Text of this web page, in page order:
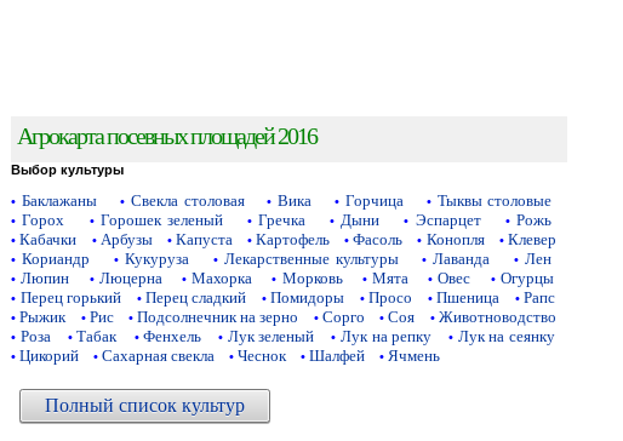
Агрокарта посевных площадей 2016
Выбор культуры
• Баклажаны • Свекла столовая • Вика • Горчица • Тыквы столовые
• Горох • Горошек зеленый • Гречка • Дыни • Эспарцет • Рожь
• Кабачки • Арбузы • Капуста • Картофель • Фасоль • Конопля • Клевер
• Кориандр • Кукуруза • Лекарственные культуры • Лаванда • Лен
• Люпин • Люцерна • Махорка • Морковь • Мята • Овес • Огурцы
• Перец горький • Перец сладкий • Помидоры • Просо • Пшеница • Рапс
• Рыжик • Рис • Подсолнечник на зерно • Сорго • Соя • Животноводство
• Роза • Табак • Фенхель • Лук зеленый • Лук на репку • Лук на сеянку
• Цикорий • Сахарная свекла • Чеснок • Шалфей • Ячмень
Полный список культур